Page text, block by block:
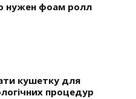
нужен фоам ролл
кушетку для
процедур